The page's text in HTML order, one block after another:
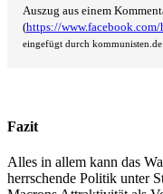
Auszug aus einem
(https://
eingefügt durch kommunisten.de
Fazit
Alles in allem kann das
herrschende Politik unter